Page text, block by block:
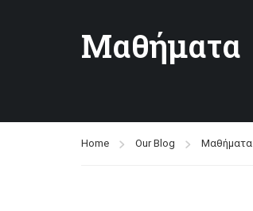
Μαθήματα
Home Our Blog Μαθήματα